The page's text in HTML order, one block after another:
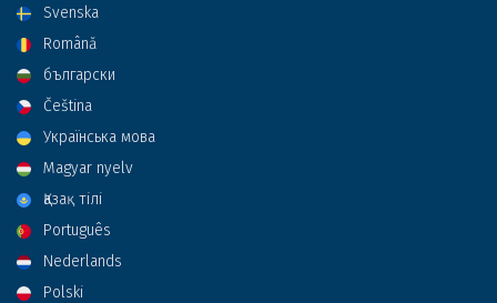
Svenska
Română
български
Čeština
Українська мова
Magyar nyelv
Қазақ тілі
Português
Nederlands
Polski